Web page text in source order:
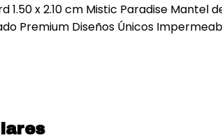
1.50 x 2.10 cm Mistic Paradise Mantel
Premium Diseños Únicos